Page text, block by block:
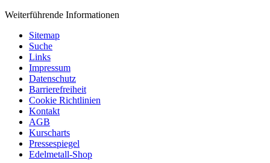
Weiterführende Informationen
Sitemap
Suche
Links
Impressum
Datenschutz
Barrierefreiheit
Cookie Richtlinien
Kontakt
AGB
Kurscharts
Pressespiegel
Edelmetall-Shop